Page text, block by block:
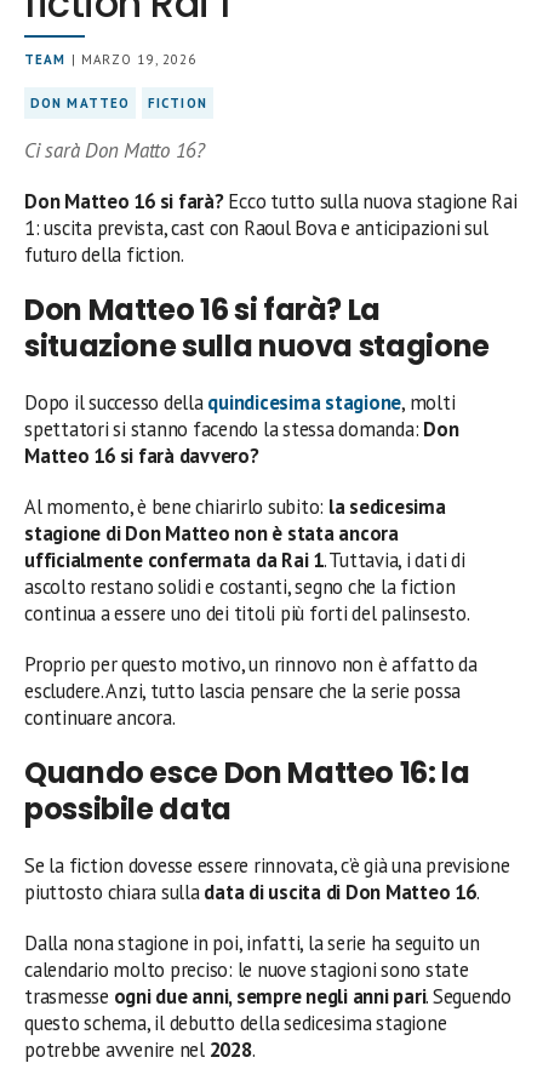
TEAM | MARZO 19, 2026
DON MATTEO FICTION
Ci sarà Don Matto 16?
Don Matteo 16 si farà?Ecco tutto sulla nuova stagione Rai
1: uscita prevista, cast con Raoul Bova e anticipazioni sul
futuro della fiction.
Don Matteo 16 si farà? La
situazione sulla nuova stagione
Dopo il successo dellaquindicesima stagione, molti
spettatori si stanno facendo la stessa domanda: Don
Matteo 16 si farà davvero?
Al momento, è bene chiarirlo subito: la sedicesima
stagione di Don Matteo non è stata ancora
ufficialmente confermata da Rai 1. Tuttavia, i dati di
ascolto restano solidi e costanti, segno che la fiction
continua a essere uno dei titoli più forti del palinsesto.
Proprio per questo motivo, un rinnovo non è affatto da
escludere. Anzi, tutto lascia pensare che la serie possa
continuare ancora.
Quando esce Don Matteo 16: la
possibile data
Se la fiction dovesse essere rinnovata, c’è già una previsione
piuttosto chiara sulladata di uscita di Don Matteo 16.
Dalla nona stagione in poi, infatti, la serie ha seguito un
calendario molto preciso: le nuove stagioni sono state
trasmesse ogni due anni, sempre negli anni pari. Seguendo
questo schema, il debutto della sedicesima stagione
potrebbe avvenire nel 2028.